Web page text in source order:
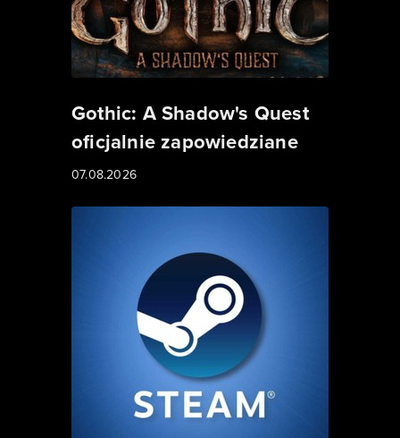
Gothic: A Shadow's Quest
oficjalnie zapowiedziane
07.08.2026